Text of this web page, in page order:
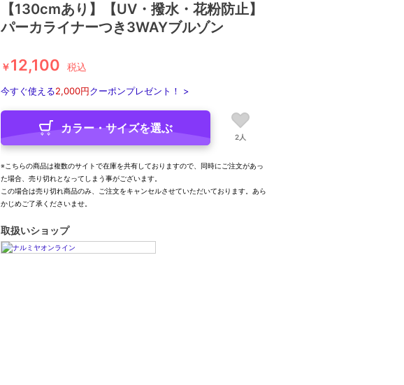
【130cmあり】【UV・撥水・花粉防止】
パーカライナーつき3WAYブルゾン
￥12,100 税込
今すぐ使える2,000円クーポンプレゼント！ >
カラー・サイズを選ぶ
2人
※こちらの商品は複数のサイトで在庫を共有しておりますので、同時にご注文があっ
た場合、売り切れとなってしまう事がございます。
この場合は売り切れ商品のみ、ご注文をキャンセルさせていただいております。あら
かじめご了承くださいませ。
取扱いショップ